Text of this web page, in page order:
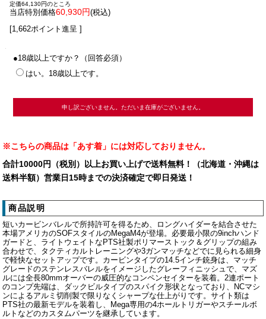
定価64,130円のところ
当店特別価格60,930円(税込)
[1,662ポイント進呈 ]
●18歳以上ですか？（回答必須）
はい。18歳以上です。
申し訳ございません。ただいま在庫がございません。
※こちらの商品は「あす着」には対応しておりません。
合計10000円（税別）以上お買い上げで送料無料！（北海道・沖縄は
送料半額）営業日15時までの決済確定で即日発送！
商品説明
短いカービンバレルで所持許可を得るため、ロングハイダーを結合させた
本場アメリカのSOFスタイルのMegaM4が登場。必要最小限の9inchハンド
ガードと、ライトウェイトなPTS社製ポリマーストック＆グリップの組み
合わせで、タクティカルトレーニングや3ガンマッチなどでに見られる細身
で軽快なセットアップです。カービンタイプの14.5インチ銃身は、マッチ
グレードのステンレスバレルをイメージしたグレーフィニッシュで、マズ
ルには全長80mmオーバーの威圧的なコンペンセイターを装着。2連ポート
のコンプ先端は、ダックビルタイプのスパイク形状となっており、NCマシ
ンによるアルミ切削製で限りなくシャープな仕上がりです。サイト類は
PTS社の最新モデルを装着し、Mega専用の4ホールトリガーやスチールボ
ルトなどのカスタムパーツを継承しています。